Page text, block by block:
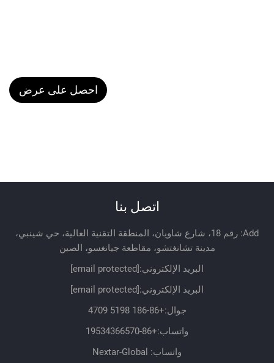
احصل على عرض
اتصل بنا
Add: رقم 18، شارع شاويان، المنطقة التقنية العالية، حي شينبي،
مدينة تشانغتشو، مقاطعة جيانغسو، الصين
البريد الإلكتروني:[email protected]
البريد الإلكتروني:[email protected]
جوال:+86-186 5198 4709
واتساب:+86-19534366570
واتساب: Nextar-Global